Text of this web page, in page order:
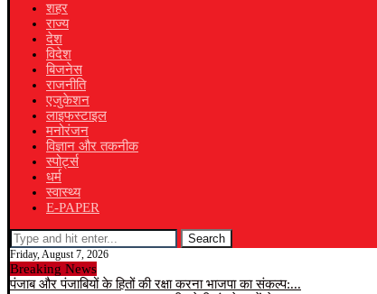
शहर
राज्य
देश
विदेश
बिजनेस
राजनीति
एजुकेशन
लाइफस्टाइल
मनोरंजन
विज्ञान और तकनीक
स्पोर्ट्स
धर्म
स्वास्थ्य
E-PAPER
Search
Friday, August 7, 2026
Breaking News
पंजाब और पंजाबियों के हितों की रक्षा करना भाजपा का संकल्प:...